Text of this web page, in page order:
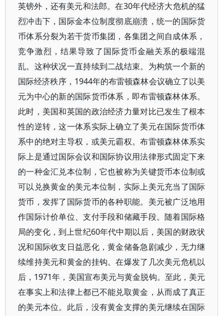
英镑外，还有美元和法郎。在30年代经济大危机的猛
烈冲击下，国际金本位制度彻底崩溃，统一的国际货
币体系分裂为若干货币集团，各集团之间自成体系，
竞争激烈，结果导致了国际货币金融关系的极端混
乱。这种状况一直持续到二战结束。为构筑一个新的
国际经济秩序，1944年的布雷顿森林会议确立了以美
元为中心的新的国际货币体系，即布雷顿森林体系。
此时，美国和英国的政治经济力量对比已发生了根本
性的逆转，这一体系实际上确立了美元在国际货币体
系中的绝对主导权，或美元霸权。布雷顿森林体系实
际上是通过国际会议和国际协议用法律形式固定下来
的一种金汇兑本位制，它也被称为关键货币本位制或
可以兑换黄金的美元本位制，实际上美元充当了国际
货币，发挥了国际货币的各种职能。美元被广泛地用
作国际计价单位、支付手段和储藏手段。随着国际格
局的变化，到上世纪60年代中期以后，美国的财政状
况和国际收支日益恶化，黄金储备急剧减少，无力继
续维持美元和黄金的挂钩。在爆发了几次美元危机以
后，1971年，美国宣布美元与黄金脱钩。至此，美元
在事实上和法律上都已不能兑取黄金，从而成了真正
的美元本位。此后，没有黄金支撑的美元继续在国际